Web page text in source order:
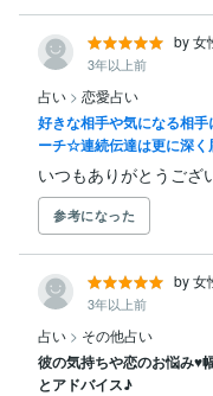
by 女
3年以上前
占い > 恋愛占い
好きな相手や気になる相
ーチ☆連続伝達は更に深く
いつもありがとうござ
参考になった
by 女
3年以上前
占い > その他占い
彼の気持ちや恋のお悩み♥
とアドバイス♪